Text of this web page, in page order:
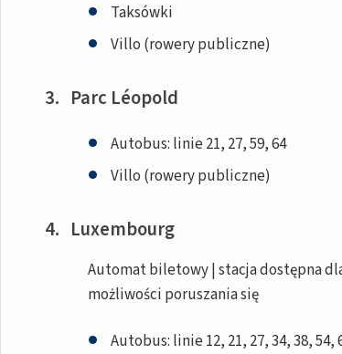
Taksówki
Villo (rowery publiczne)
3. Parc Léopold
Autobus: linie 21, 27, 59, 64
Villo (rowery publiczne)
4. Luxembourg
Automat biletowy | stacja dostępna
możliwości poruszania się
Autobus: linie 12, 21, 27, 34, 38, 54,